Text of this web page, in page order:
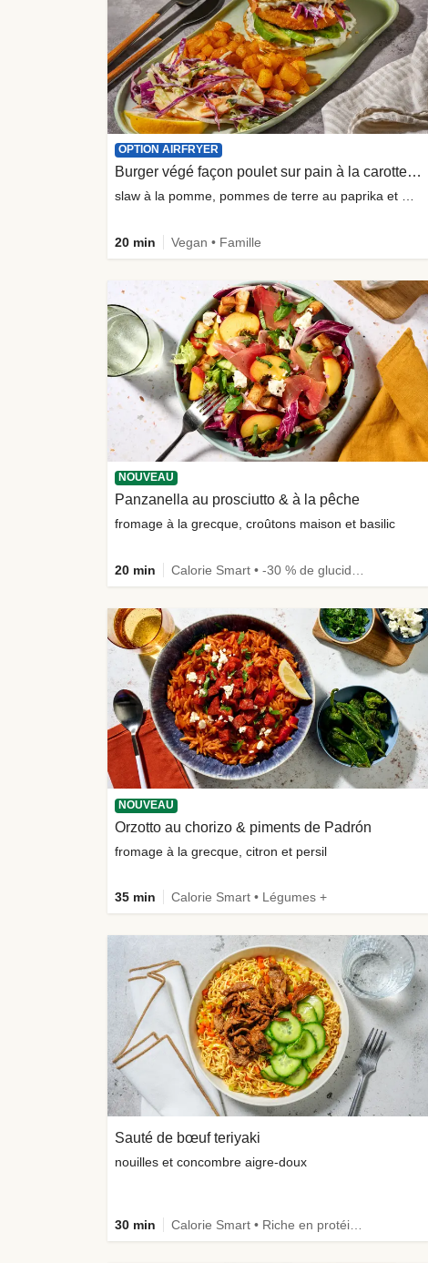
OPTION AIRFRYER
Burger végé façon poulet sur pain à la carotte & avocat
slaw à la pomme, pommes de terre au paprika et mayonnaise aux herbes
20 min Vegan • Famille
NOUVEAU
Panzanella au prosciutto & à la pêche
fromage à la grecque, croûtons maison et basilic
20 min
NOUVEAU
Orzotto au chorizo & piments de Padrón
fromage à la grecque, citron et persil
35 min Calorie Smart • Légumes +
Sauté de bœuf teriyaki
nouilles et concombre aigre-doux
30 min